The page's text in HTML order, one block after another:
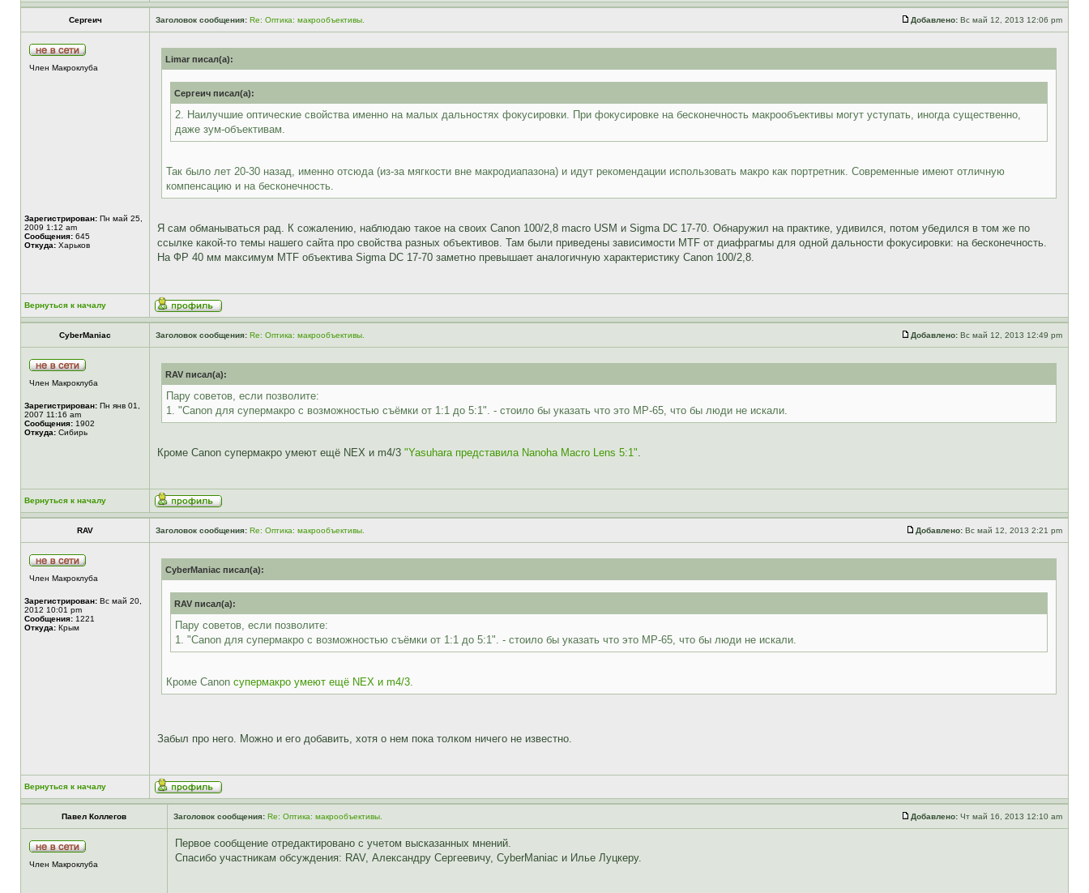
Сергеич Заголовок сообщения: Re: Оптика: макрообъективы. Добавлено: Вс май 12, 2013 12:06 pm
Член Макроклуба
Зарегистрирован: Пн май 25,
2009 1:12 am
Сообщения: 645
Откуда: Харьков
Limar писал(а):
Сергеич писал(а):
2. Наилучшие оптические свойства именно на малых дальностях фокусировки. При фокусировке на бесконечность макрообъективы могут уступать, иногда существенно,
даже зум-объективам.
Так было лет 20-30 назад, именно отсюда (из-за мягкости вне макродиапазона) и идут рекомендации использовать макро как портретник. Современные имеют отличную
компенсацию и на бесконечность.
Я сам обманываться рад. К сожалению, наблюдаю такое на своих Canon 100/2,8 macro USM и Sigma DC 17-70. Обнаружил на практике, удивился, потом убедился в том же по
ссылке какой-то темы нашего сайта про свойства разных объективов. Там были приведены зависимости MTF от диафрагмы для одной дальности фокусировки: на бесконечность.
На ФР 40 мм максимум MTF объектива Sigma DC 17-70 заметно превышает аналогичную характеристику Canon 100/2,8.
Вернуться к началу
CyberManiac Заголовок сообщения: Re: Оптика: макрообъективы. Добавлено: Вс май 12, 2013 12:49 pm
Член Макроклуба
Зарегистрирован: Пн янв 01,
2007 11:16 am
Сообщения: 1902
Откуда: Сибирь
RAV писал(а):
Пару советов, если позволите:
1. "Canon для супермакро с возможностью съёмки от 1:1 до 5:1". - стоило бы указать что это MP-65, что бы люди не искали.
Кроме Canon супермакро умеют ещё NEX и m4/3 "Yasuhara представила Nanoha Macro Lens 5:1".
Вернуться к началу
RAV Заголовок сообщения: Re: Оптика: макрообъективы. Добавлено: Вс май 12, 2013 2:21 pm
Член Макроклуба
Зарегистрирован: Вс май 20,
2012 10:01 pm
Сообщения: 1221
Откуда: Крым
CyberManiac писал(а):
RAV писал(а):
Пару советов, если позволите:
1. "Canon для супермакро с возможностью съёмки от 1:1 до 5:1". - стоило бы указать что это MP-65, что бы люди не искали.
Кроме Canon супермакро умеют ещё NEX и m4/3.
Забыл про него. Можно и его добавить, хотя о нем пока толком ничего не известно.
Вернуться к началу
Павел Коллегов Заголовок сообщения: Re: Оптика: макрообъективы. Добавлено: Чт май 16, 2013 12:10 am
Член Макроклуба
Первое сообщение отредактировано с учетом высказанных мнений.
Спасибо участникам обсуждения: RAV, Александру Сергеевичу, CyberManiac и Илье Луцкеру.